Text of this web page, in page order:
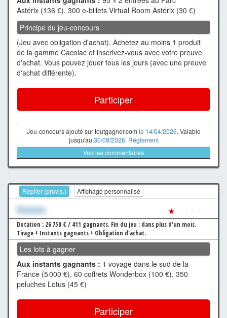
Astérix (136 €), 300 e-billets Virtual Room Astérix (30 €)
Principe du jeu-concours
(Jeu avec obligation d'achat). Achetez au moins 1 produit
de la gamme Cacolac et inscrivez-vous avec votre preuve
d'achat. Vous pouvez jouer tous les jours (avec une preuve
d'achat différente).
Participer
Jeu-concours ajouté sur toutgagner.com le 14/04/2026. Valable
jusqu'au 30/09/2026. Règlement
Voir les commentaires
Replier (provis.) Affichage personnalisé
Xxxxxxx ★
Dotation : 26 750 € / 411 gagnants. Fin du jeu : dans plus d'un mois.
Tirage + Instants gagnants + Obligation d'achat.
Les lots à gagner
Aux instants gagnants : 1 voyage dans le sud de la
France (5 000 €), 60 coffrets Wonderbox (100 €), 350
peluches Lotus (45 €)
Participer